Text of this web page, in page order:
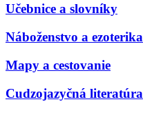
Učebnice a slovníky
Náboženstvo a ezoterika
Mapy a cestovanie
Cudzojazyčná literatúra